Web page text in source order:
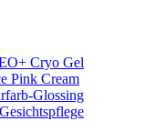
Cryo Gel
Pink Cream
Glossing